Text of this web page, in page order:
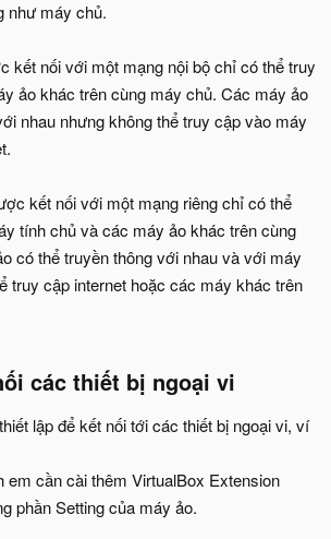
như máy chủ.
kết nối với một mạng nội bộ chỉ có thể truy
ảo khác trên cùng máy chủ. Các máy ảo
nhau nhưng không thể truy cập vào máy
kết nối với một mạng riêng chỉ có thể
tính chủ và các máy ảo khác trên cùng
có thể truyền thông với nhau và với máy
truy cập internet hoặc các máy khác trên
các thiết bị ngoại vi
lập để kết nối tới các thiết bị ngoại vi, ví
em cần cài thêm VirtualBox Extension
phần Setting của máy ảo.